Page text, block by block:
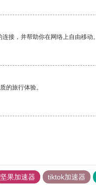
接，并帮助你在网络上自由移动。
的旅行体验。
坚果加速器 tiktok加速器